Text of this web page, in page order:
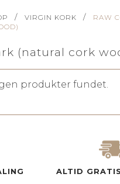
/ VIRGIN KORK /
RAW
(natural cork
produkter fundet.
ALTID